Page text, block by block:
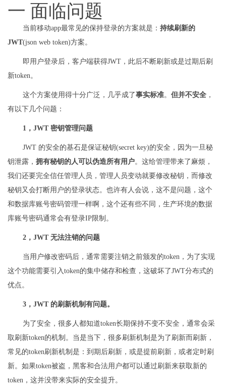
一 面临问题
当前移动app最常见的保持登录的方案就是： 持续刷新的
JWT(json web token)方案。
即用户登录后，客户端获得JWT，此后不断刷新或是过期后刷
新token。
这个方案使用得十分广泛，几乎成了事实标准。 但并不安全 ，
有以下几个问题：
1，JWT 密钥管理问题
JWT 的安全的基石是保证秘钥(secret key)的安全，因为一旦秘
钥泄露， 拥有秘钥的人可以伪造所有用户。这给管理带来了麻烦，
我们还要完全信任管理人员，管理人员变动就要修改秘钥，而修改
秘钥又会打断用户的登录状态。也许有人会说，这不是问题，这个
和数据库账号密码管理一样啊，这个还有些不同，生产环境的数据
库账号密码通常会有登录IP限制。
2，JWT 无法注销的问题
当用户修改密码后，通常需要注销之前颁发的token，为了实现
这个功能需要引入token的集中储存和检查，这破坏了JWT分布式的
优点。
3，JWT 的刷新机制有问题。
为了安全，很多人都知道token长期保持不变不安全，通常会采
取刷新token的机制。当是当下，很多刷新机制是为了刷新而刷新，
常见的token刷新机制是：到期后刷新，或是提前刷新，或者定时刷
新。如果token被盗，黑客和合法用户都可以通过刷新来获取新的
token，这并没带来实际的安全提升。